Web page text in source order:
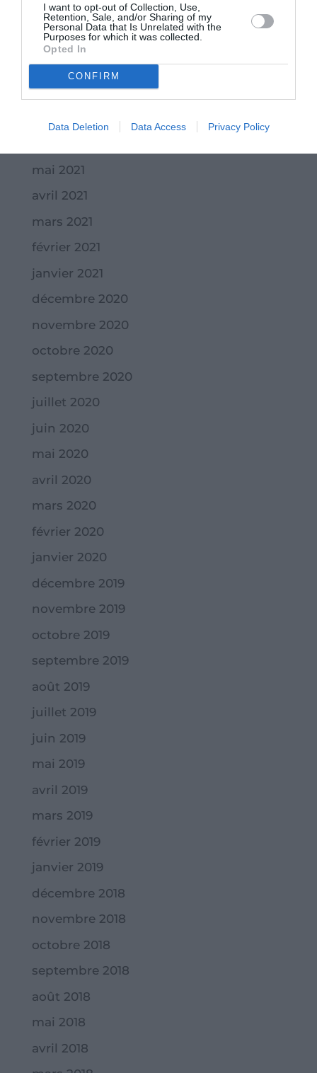
I want to opt-out of Collection, Use,
Retention, Sale, and/or Sharing of my
Personal Data that Is Unrelated with the
Purposes for which it was collected.
Opted In
CONFIRM
Data Deletion Data Access Privacy Policy
décembre 2021
novembre 2021
octobre 2021
septembre 2021
mai 2021
avril 2021
mars 2021
février 2021
janvier 2021
décembre 2020
novembre 2020
octobre 2020
septembre 2020
juillet 2020
juin 2020
mai 2020
avril 2020
mars 2020
février 2020
janvier 2020
décembre 2019
novembre 2019
octobre 2019
septembre 2019
août 2019
juillet 2019
juin 2019
mai 2019
avril 2019
mars 2019
février 2019
janvier 2019
décembre 2018
novembre 2018
octobre 2018
septembre 2018
août 2018
mai 2018
avril 2018